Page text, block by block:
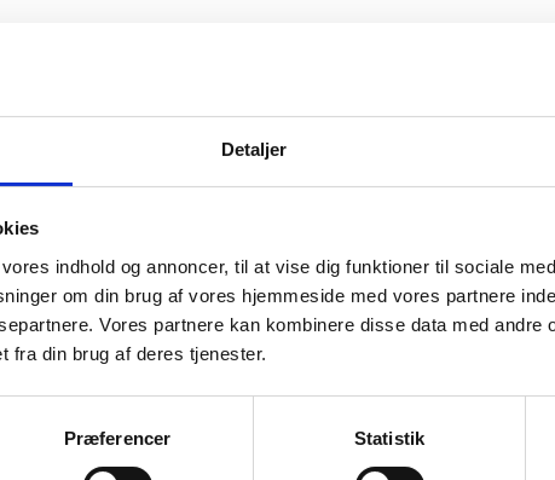
Detaljer
indhold og annoncer, til at vise dig funktioner til sociale
om din brug af vores hjemmeside med vores partnere
Vores partnere kan kombinere disse data med andre
fra din brug af deres tjenester.
Præferencer Statistik